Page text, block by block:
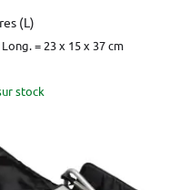
(L)
= 23 x 15 x 37 cm
stock